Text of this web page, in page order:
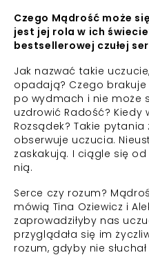
Czego Mądrość może
jest jej rola w ich
bestsellerowej czułej
Jak nazwać takie
opadają? Czego brakuje
po wydmach i nie może
uzdrowić Radość? Kiedy
Rozsądek? Takie
obserwuje uczucia.
zaskakują. I ciągle się
nią.
Serce czy rozum?
mówią Tina Oziewicz i
zaprowadziłyby nas
przyglądała się im
rozum, gdyby nie